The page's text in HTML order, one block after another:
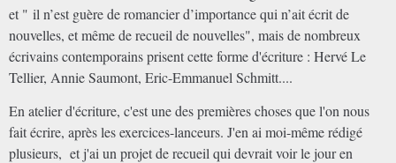
et " il n’est guère de romancier d’importance qui n’ait écrit de
nouvelles, et même de recueil de nouvelles", mais de nombreux
écrivains contemporains prisent cette forme d'écriture : Hervé Le
Tellier, Annie Saumont, Eric-Emmanuel Schmitt....
En atelier d'écriture, c'est une des premières choses que l'on nous
fait écrire, après les exercices-lanceurs. J'en ai moi-même rédigé
plusieurs, et j'ai un projet de recueil qui devrait voir le jour en